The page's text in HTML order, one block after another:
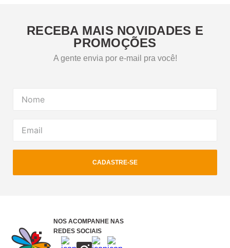
RECEBA MAIS NOVIDADES E
PROMOÇÕES
A gente envia por e-mail pra você!
CADASTRE-SE
NOS ACOMPANHE NAS
REDES SOCIAIS